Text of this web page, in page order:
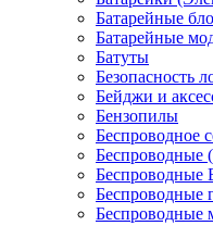
Батарейные
Батарейные
Батуты
Безопасность
Бейджи и
Бензопилы
Беспроводное
Беспроводные
Беспроводные
Беспроводные
Беспроводные